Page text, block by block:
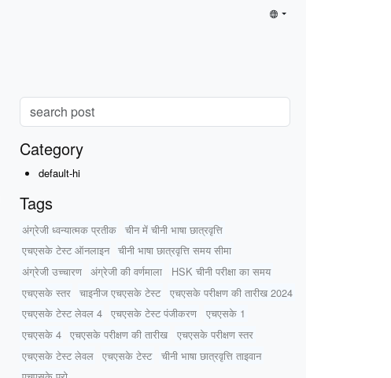
Category
default-hi
Tags
अंग्रेजी ध्वन्यात्मक प्रतीक
चीन में चीनी भाषा छात्रवृत्ति
एचएसके टेस्ट ऑनलाइन
चीनी भाषा छात्रवृत्ति समय सीमा
अंग्रेजी उच्चारण
अंग्रेजी की वर्णमाला
HSK चीनी परीक्षा का समय
एचएसके स्तर
चाइनीज एचएसके टेस्ट
एचएसके परीक्षण की तारीख 2024
एचएसके टेस्ट लेवल 4
एचएसके टेस्ट पंजीकरण
एचएसके 1
एचएसके 4
एचएसके परीक्षण की तारीख
एचएसके परीक्षण स्तर
एचएसके टेस्ट लेवल
एचएसके टेस्ट
चीनी भाषा छात्रवृत्ति ताइवान